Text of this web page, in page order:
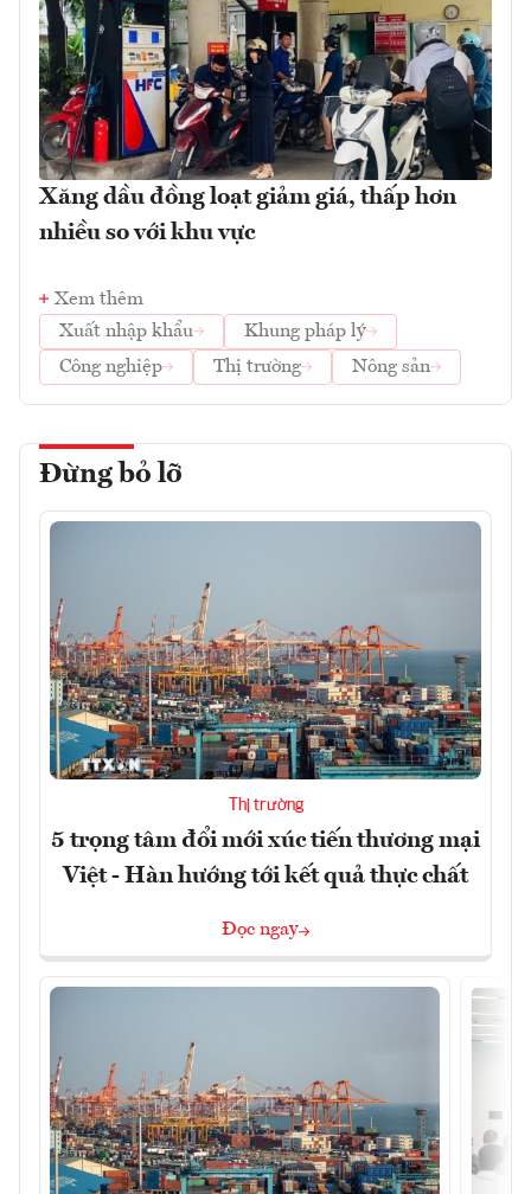
Xăng dầu đồng loạt giảm giá, thấp hơn
nhiều so với khu vực
Xem thêm
Xuất nhập khẩu
Khung pháp lý
Công nghiệp
Thị trường Nông sản
Đừng bỏ lỡ
Thị trường
5 trọng tâm đổi mới xúc tiến thương mại
Việt - Hàn hướng tới kết quả thực chất
Đọc ngay